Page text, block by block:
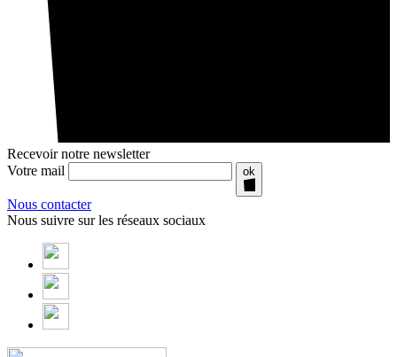
Recevoir notre newsletter
Votre mail
ok
Nous contacter
Nous suivre sur les réseaux sociaux